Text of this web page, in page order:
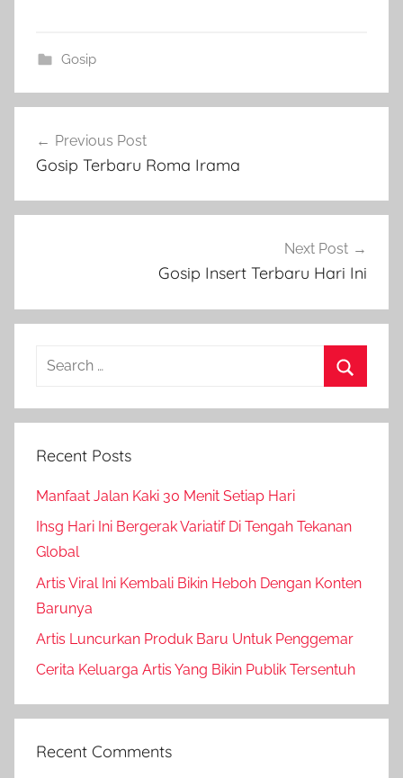
Gosip
navigation
Previous Post
Gosip Terbaru Roma Irama
Next Post
Gosip Insert Terbaru Hari Ini
Search
Recent Posts
Manfaat Jalan Kaki 30 Menit Setiap Hari
Ihsg Hari Ini Bergerak Variatif Di Tengah Tekanan
Global
Artis Viral Ini Kembali Bikin Heboh Dengan Konten
Barunya
Artis Luncurkan Produk Baru Untuk Penggemar
Cerita Keluarga Artis Yang Bikin Publik Tersentuh
Recent Comments